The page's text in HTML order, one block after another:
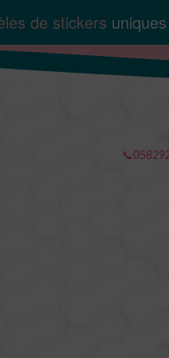
de stickers